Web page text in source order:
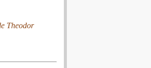
Theodor